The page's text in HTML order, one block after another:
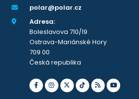
polar@polar.cz
Adresa:
Boleslavova 710/19
Ostrava-Mariánské Hory
709 00
Česká republika